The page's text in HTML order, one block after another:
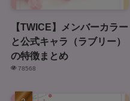
【TWICE】メンバーカラー
と公式キャラ（ラブリー）
の特徴まとめ
78568